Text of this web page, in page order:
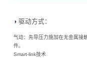
驱动方式：
气动：先导压力施加在无金属接
件。
Smart-link技术